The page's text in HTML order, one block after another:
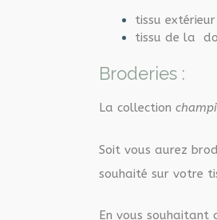
tissu
tissu de la
Broderies :
La collection
Soit vous aurez
souhaité sur votre
En vous souhaitant